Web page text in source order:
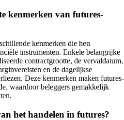
kenmerken van futures-
kenmerken die hen
instrumenten. Enkele belangrijke
contractgrootte, de vervaldatum,
en de dagelijkse
Deze kenmerken maken futures-
waardoor beleggers gemakkelijk
het handelen in futures?